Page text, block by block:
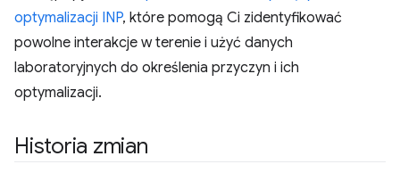
optymalizacji INP, które pomogą Ci zidentyfikować
powolne interakcje w terenie i użyć danych
laboratoryjnych do określenia przyczyn i ich
optymalizacji.
Historia zmian